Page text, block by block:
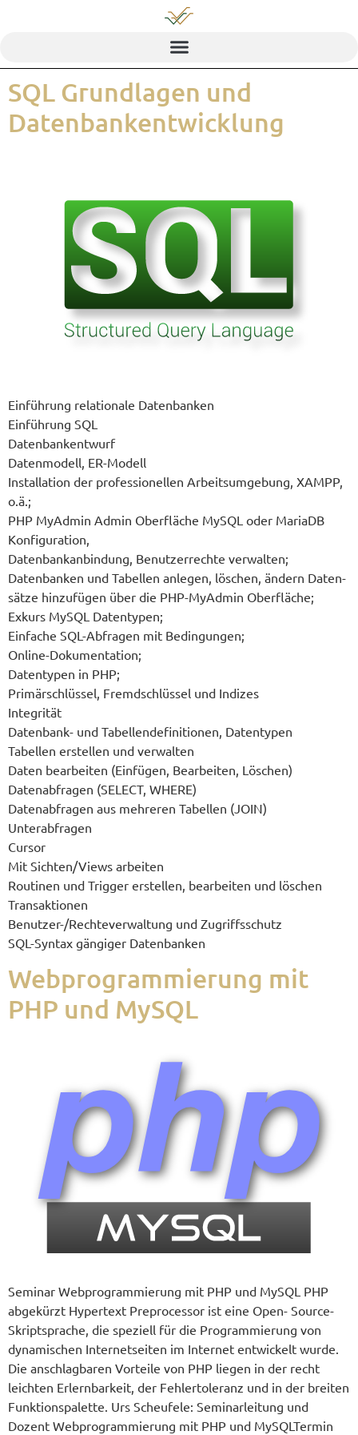
SQL Grund­la­gen und
Datenbankentwicklung
Ein­füh­rung rela­tio­na­le Datenbanken
Ein­füh­rung SQL
Datenbankentwurf
Daten­mo­dell, ER-Modell
Instal­la­ti­on der pro­fes­sio­nel­len Arbeits­um­ge­bung, XAMPP,
o.ä.;
PHP MyAd­min Admin Ober­flä­che MySQL oder MariaDB
Konfiguration,
Daten­bank­an­bin­dung, Benut­zer­rech­te verwalten;
Daten­ban­ken und Tabel­len anle­gen, löschen, ändern Daten­
sät­ze hin­zu­fü­gen über die PHP-MyAd­min Oberfläche;
Exkurs MySQL Datentypen;
Ein­fa­che SQL-Abfra­gen mit Bedingungen;
Online-Dokumentation;
Daten­ty­pen in PHP;
Pri­mär­schlüs­sel, Fremd­schlüs­sel und Indizes
Integrität
Daten­bank- und Tabel­len­de­fi­ni­tio­nen, Datentypen
Tabel­len erstel­len und verwalten
Daten bear­bei­ten (Ein­fü­gen, Bear­bei­ten, Löschen)
Daten­ab­fra­gen (SELECT, WHERE)
Daten­ab­fra­gen aus meh­re­ren Tabel­len (JOIN)
Unterabfragen
Cursor
Mit Sichten/Views arbeiten
Rou­ti­nen und Trig­ger erstel­len, bear­bei­ten und löschen
Transaktionen
Benut­zer-/Rech­te­ver­wal­tung und Zugriffsschutz
SQL-Syn­tax gän­gi­ger Datenbanken
Web­pro­gram­mie­rung mit
PHP und MySQL
Semi­nar Web­pro­gram­mie­rung mit PHP und MySQL PHP
abge­kürzt Hyper­text Prepro­ces­sor ist eine Open- Source-
Skript­spra­che, die spe­zi­ell für die Pro­gram­mie­rung von
dyna­mi­schen Inter­net­sei­ten im Inter­net ent­wickelt wur­de.
Die anschlag­ba­ren Vor­tei­le von PHP lie­gen in der recht
leich­ten Erlern­bar­keit, der Feh­ler­to­le­ranz und in der brei­ten
Funk­ti­ons­pa­let­te. Urs Sche­ufe­le: Semi­nar­lei­tung und
Dozent Web­pro­gram­mie­rung mit PHP und MySQLTer­min